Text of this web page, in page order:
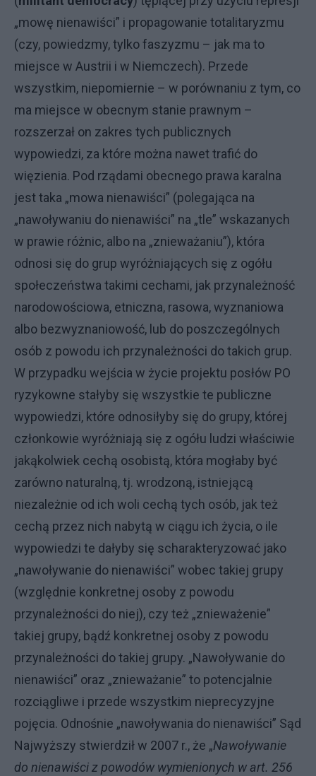
„mowę nienawiści” i propagowanie totalitaryzmu
(czy, powiedzmy, tylko faszyzmu – jak ma to
miejsce w Austrii i w Niemczech). Przede
wszystkim, niepomiernie – w porównaniu z tym, co
ma miejsce w obecnym stanie prawnym –
rozszerzał on zakres tych publicznych
wypowiedzi, za które można nawet trafić do
więzienia. Pod rządami obecnego prawa karalna
jest taka „mowa nienawiści” (polegająca na
„nawoływaniu do nienawiści” na „tle” wskazanych
w prawie różnic, albo na „znieważaniu”), która
odnosi się do grup wyróżniających się z ogółu
społeczeństwa takimi cechami, jak przynależność
narodowościowa, etniczna, rasowa, wyznaniowa
albo bezwyznaniowość, lub do poszczególnych
osób z powodu ich przynależności do takich grup.
W przypadku wejścia w życie projektu posłów PO
ryzykowne stałyby się wszystkie te publiczne
wypowiedzi, które odnosiłyby się do grupy, której
członkowie wyróżniają się z ogółu ludzi właściwie
jakąkolwiek cechą osobistą, która mogłaby być
zarówno naturalną, tj. wrodzoną, istniejącą
niezależnie od ich woli cechą tych osób, jak też
cechą przez nich nabytą w ciągu ich życia, o ile
wypowiedzi te dałyby się scharakteryzować jako
„nawoływanie do nienawiści” wobec takiej grupy
(względnie konkretnej osoby z powodu
przynależności do niej), czy też „znieważenie”
takiej grupy, bądź konkretnej osoby z powodu
przynależności do takiej grupy. „Nawoływanie do
nienawiści” oraz „znieważanie” to potencjalnie
rozciągliwe i przede wszystkim nieprecyzyjne
pojęcia. Odnośnie „nawoływania do nienawiści” Sąd
Najwyższy stwierdził w 2007 r., że „Nawoływanie
do nienawiści z powodów wymienionych w art. 256